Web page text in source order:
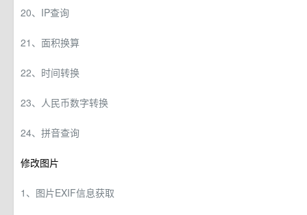
20、IP查询
21、面积换算
22、时间转换
23、人民币数字转换
24、拼音查询
修改图片
1、图片EXIF信息获取